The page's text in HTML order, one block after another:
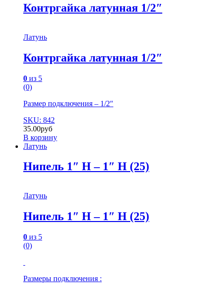
Контргайка латунная 1/2″
Латунь
Контргайка латунная 1/2″
0 из 5
(0)
Размер подключения – 1/2″
SKU: 842
35.00руб
В корзину
Латунь
Нипель 1″ Н – 1″ Н (25)
Латунь
Нипель 1″ Н – 1″ Н (25)
0 из 5
(0)
Размеры подключения :